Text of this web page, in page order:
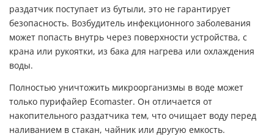
раздатчик поступает из бутыли, это не гарантирует
безопасность. Возбудитель инфекционного заболевания
может попасть внутрь через поверхности устройства, с
крана или рукоятки, из бака для нагрева или охлаждения
воды.
Полностью уничтожить микроорганизмы в воде может
только пурифайер Ecomaster. Он отличается от
накопительного раздатчика тем, что очищает воду перед
наливанием в стакан, чайник или другую емкость.